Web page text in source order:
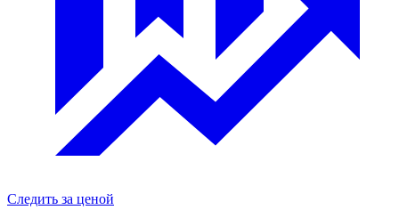
Следить за ценой